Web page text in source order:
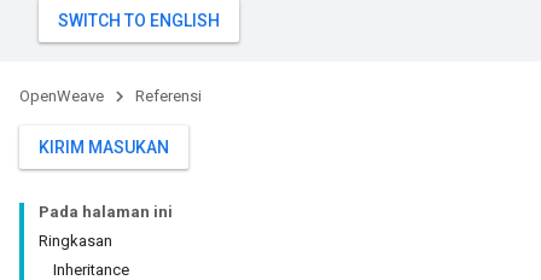
OpenWeave Referensi
KIRIM MASUKAN
Pada halaman ini
Ringkasan
Inheritance